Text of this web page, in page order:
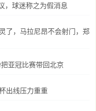
，球迷称之为假消息
了，马拉尼昂不会射门，郑
亚冠比赛带回北京
出线压力重重